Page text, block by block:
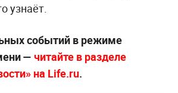
узнаёт.
событий в режиме
— читайте в разделе
на Life.ru.